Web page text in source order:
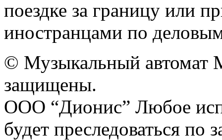
поездке за границу или
иностранцами по
© Музыкальный автомат
защищены.
ООО “Дионис” Любое
будет преследоваться по